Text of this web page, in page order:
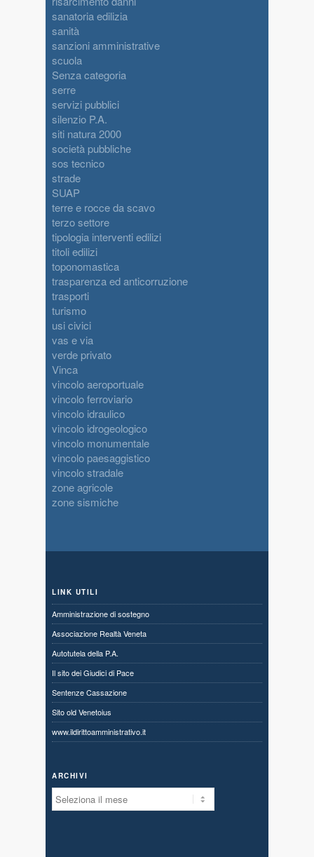
sanatoria edilizia
sanità
sanzioni amministrative
scuola
Senza categoria
serre
servizi pubblici
silenzio P.A.
siti natura 2000
società pubbliche
sos tecnico
strade
SUAP
terre e rocce da scavo
terzo settore
tipologia interventi edilizi
titoli edilizi
toponomastica
trasparenza ed anticorruzione
trasporti
turismo
usi civici
vas e via
verde privato
Vinca
vincolo aeroportuale
vincolo ferroviario
vincolo idraulico
vincolo idrogeologico
vincolo monumentale
vincolo paesaggistico
vincolo stradale
zone agricole
zone sismiche
LINK UTILI
Amministrazione di sostegno
Associazione Realtà Veneta
Autotutela della P.A.
Il sito dei Giudici di Pace
Sentenze Cassazione
Sito old Venetoius
www.ildirittoamministrativo.it
ARCHIVI
Archivi